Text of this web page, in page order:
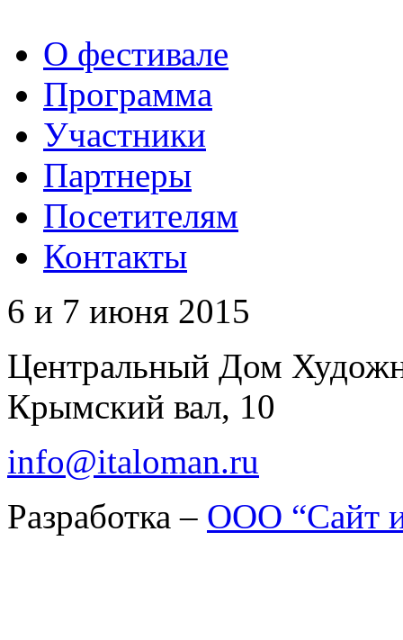
О фестивале
Программа
Участники
Партнеры
Посетителям
Контакты
6 и 7 июня 2015
Центральный Дом
Крымский вал, 10
info@italoman.ru
Разработка – ООО “Сайт и